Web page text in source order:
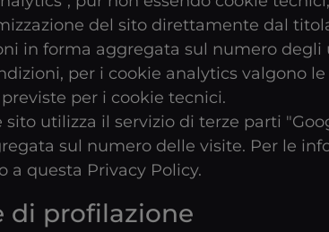
del sito direttamente dal
in forma aggregata sul numero
per i cookie analytics valgono
per i cookie tecnici.
sito utilizza il servizio di terze parti
sul numero delle visite. Per le
a questa Privacy Policy.
di profilazione